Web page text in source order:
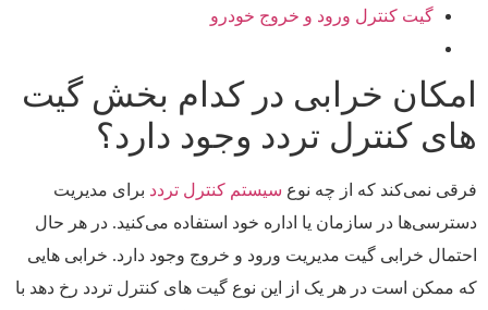
گیت کنترل ورود و خروج خودرو
امکان خرابی در کدام بخش گیت
های کنترل تردد وجود دارد؟
فرقی نمی‌کند که از چه نوع سیستم کنترل تردد برای مدیریت
دسترسی‌ها در سازمان یا اداره خود استفاده می‌کنید. در هر حال
احتمال خرابی گیت مدیریت ورود و خروج وجود دارد. خرابی هایی
که ممکن است در هر یک از این نوع گیت های کنترل تردد رخ دهد با